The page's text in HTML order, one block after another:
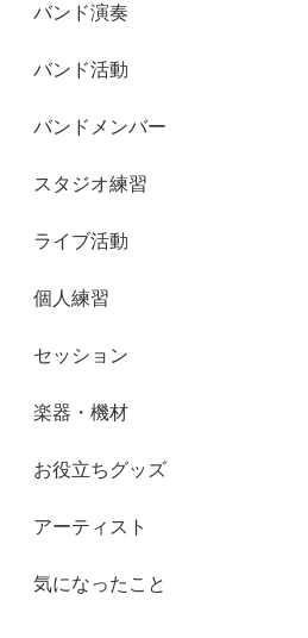
バンド演奏
バンド活動
バンドメンバー
スタジオ練習
ライブ活動
個人練習
セッション
楽器・機材
お役立ちグッズ
アーティスト
気になったこと